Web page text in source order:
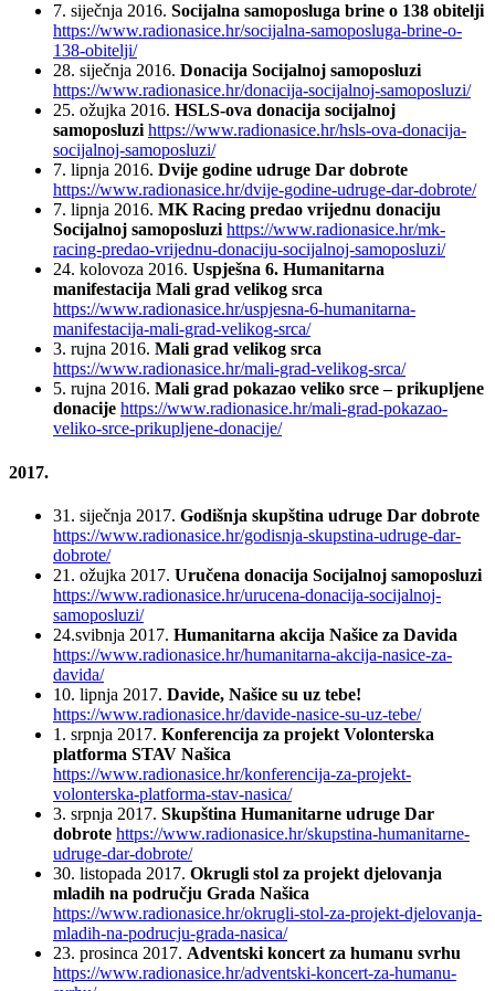
7. siječnja 2016. Socijalna samoposluga brine o 138 obitelji
https://www.radionasice.hr/socijalna-samoposluga-brine-o-
138-obitelji/
28. siječnja 2016. Donacija Socijalnoj samoposluzi
https://www.radionasice.hr/donacija-socijalnoj-samoposluzi/
25. ožujka 2016. HSLS-ova donacija socijalnoj
samoposluzi https://www.radionasice.hr/hsls-ova-donacija-
socijalnoj-samoposluzi/
7. lipnja 2016. Dvije godine udruge Dar dobrote
https://www.radionasice.hr/dvije-godine-udruge-dar-dobrote/
7. lipnja 2016. MK Racing predao vrijednu donaciju
Socijalnoj samoposluzi https://www.radionasice.hr/mk-
racing-predao-vrijednu-donaciju-socijalnoj-samoposluzi/
24. kolovoza 2016. Uspješna 6. Humanitarna
manifestacija Mali grad velikog srca
https://www.radionasice.hr/uspjesna-6-humanitarna-
manifestacija-mali-grad-velikog-srca/
3. rujna 2016. Mali grad velikog srca
https://www.radionasice.hr/mali-grad-velikog-srca/
5. rujna 2016. Mali grad pokazao veliko srce – prikupljene
donacije https://www.radionasice.hr/mali-grad-pokazao-
veliko-srce-prikupljene-donacije/
2017.
31. siječnja 2017. Godišnja skupština udruge Dar dobrote
https://www.radionasice.hr/godisnja-skupstina-udruge-dar-
dobrote/
21. ožujka 2017. Uručena donacija Socijalnoj samoposluzi
https://www.radionasice.hr/urucena-donacija-socijalnoj-
samoposluzi/
24.svibnja 2017. Humanitarna akcija Našice za Davida
https://www.radionasice.hr/humanitarna-akcija-nasice-za-
davida/
10. lipnja 2017. Davide, Našice su uz tebe!
https://www.radionasice.hr/davide-nasice-su-uz-tebe/
1. srpnja 2017. Konferencija za projekt Volonterska
platforma STAV Našica
https://www.radionasice.hr/konferencija-za-projekt-
volonterska-platforma-stav-nasica/
3. srpnja 2017. Skupština Humanitarne udruge Dar
dobrote https://www.radionasice.hr/skupstina-humanitarne-
udruge-dar-dobrote/
30. listopada 2017. Okrugli stol za projekt djelovanja
mladih na području Grada Našica
https://www.radionasice.hr/okrugli-stol-za-projekt-djelovanja-
mladih-na-podrucju-grada-nasica/
23. prosinca 2017. Adventski koncert za humanu svrhu
https://www.radionasice.hr/adventski-koncert-za-humanu-